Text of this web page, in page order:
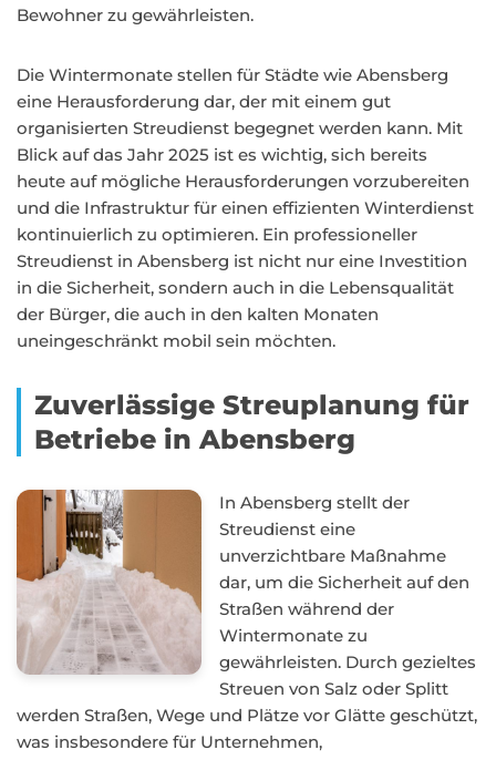
Bewohner zu gewährleisten.
Die Wintermonate stellen für Städte wie Abensberg
eine Herausforderung dar, der mit einem gut
organisierten Streudienst begegnet werden kann. Mit
Blick auf das Jahr 2025 ist es wichtig, sich bereits
heute auf mögliche Herausforderungen vorzubereiten
und die Infrastruktur für einen effizienten Winterdienst
kontinuierlich zu optimieren. Ein professioneller
Streudienst in Abensberg ist nicht nur eine Investition
in die Sicherheit, sondern auch in die Lebensqualität
der Bürger, die auch in den kalten Monaten
uneingeschränkt mobil sein möchten.
Zuverlässige Streuplanung für
Betriebe in Abensberg
In Abensberg stellt der
Streudienst eine
unverzichtbare Maßnahme
dar, um die Sicherheit auf den
Straßen während der
Wintermonate zu
gewährleisten. Durch gezieltes
Streuen von Salz oder Splitt
werden Straßen, Wege und Plätze vor Glätte geschützt,
was insbesondere für Unternehmen,